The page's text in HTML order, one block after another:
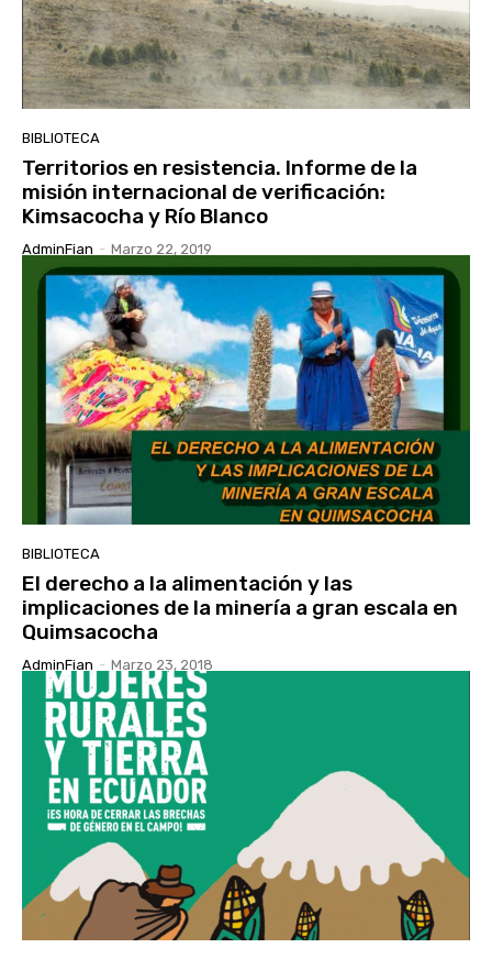
BIBLIOTECA
Territorios en resistencia. Informe de la
misión internacional de verificación:
Kimsacocha y Río Blanco
AdminFian - Marzo 22, 2019
BIBLIOTECA
El derecho a la alimentación y las
implicaciones de la minería a gran escala en
Quimsacocha
AdminFian - Marzo 23, 2018